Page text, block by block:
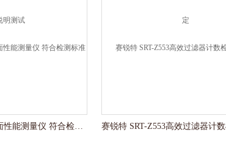
赛锐特 SRT-NM01表面性能测量仪 符合检测标准